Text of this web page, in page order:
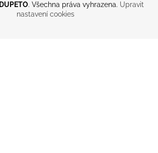
DUPETO. Všechna práva vyhrazena. Upravit
nastavení cookies